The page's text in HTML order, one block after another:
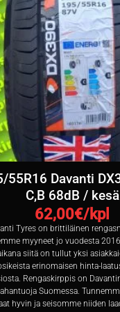
55R16 Davanti
C,B 68dB / kesä
62,00€/kpl
Tyres on brittiläinen
myyneet jo vuodesta
siitä on tullut yksi
erinomaisen hinta-
Rengaskirppis on
Suomessa.
hyvin ja seisomme niiden